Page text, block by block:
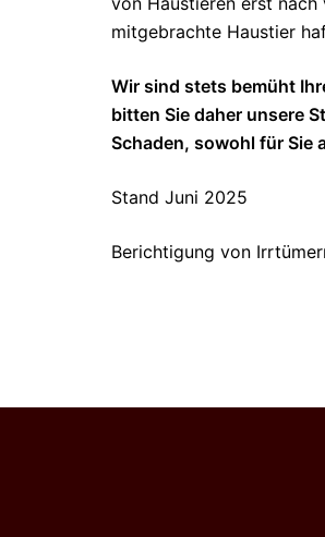
mitgebrachte Haustier
Wir sind stets bemüht
bitten Sie daher unsere
Schaden, sowohl für Sie
Stand Juni 2025
Berichtigung von